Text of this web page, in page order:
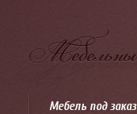
Мебель под заказ